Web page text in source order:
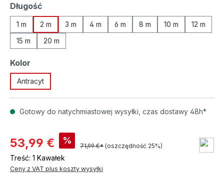
Wybierz
Długość
1 m 2 m 3 m 4 m 6 m 8 m 10 m
12 m
15 m
20 m
Wybierz
Kolor
Antracyt
Gotowy do natychmiastowej wysyłki, czas dostawy 48h*
53,99 € %
71,99 €* (oszczędność 25%)
Treść: 1 Kawałek
Ceny z VAT plus koszty wysyłki